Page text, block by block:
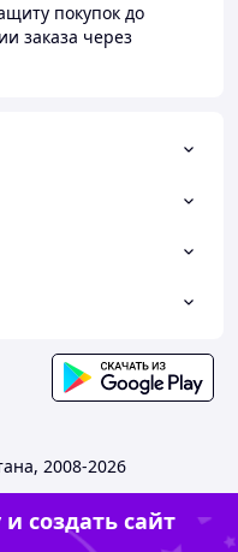
покупок до
заказа через
2008-2026
создать сайт